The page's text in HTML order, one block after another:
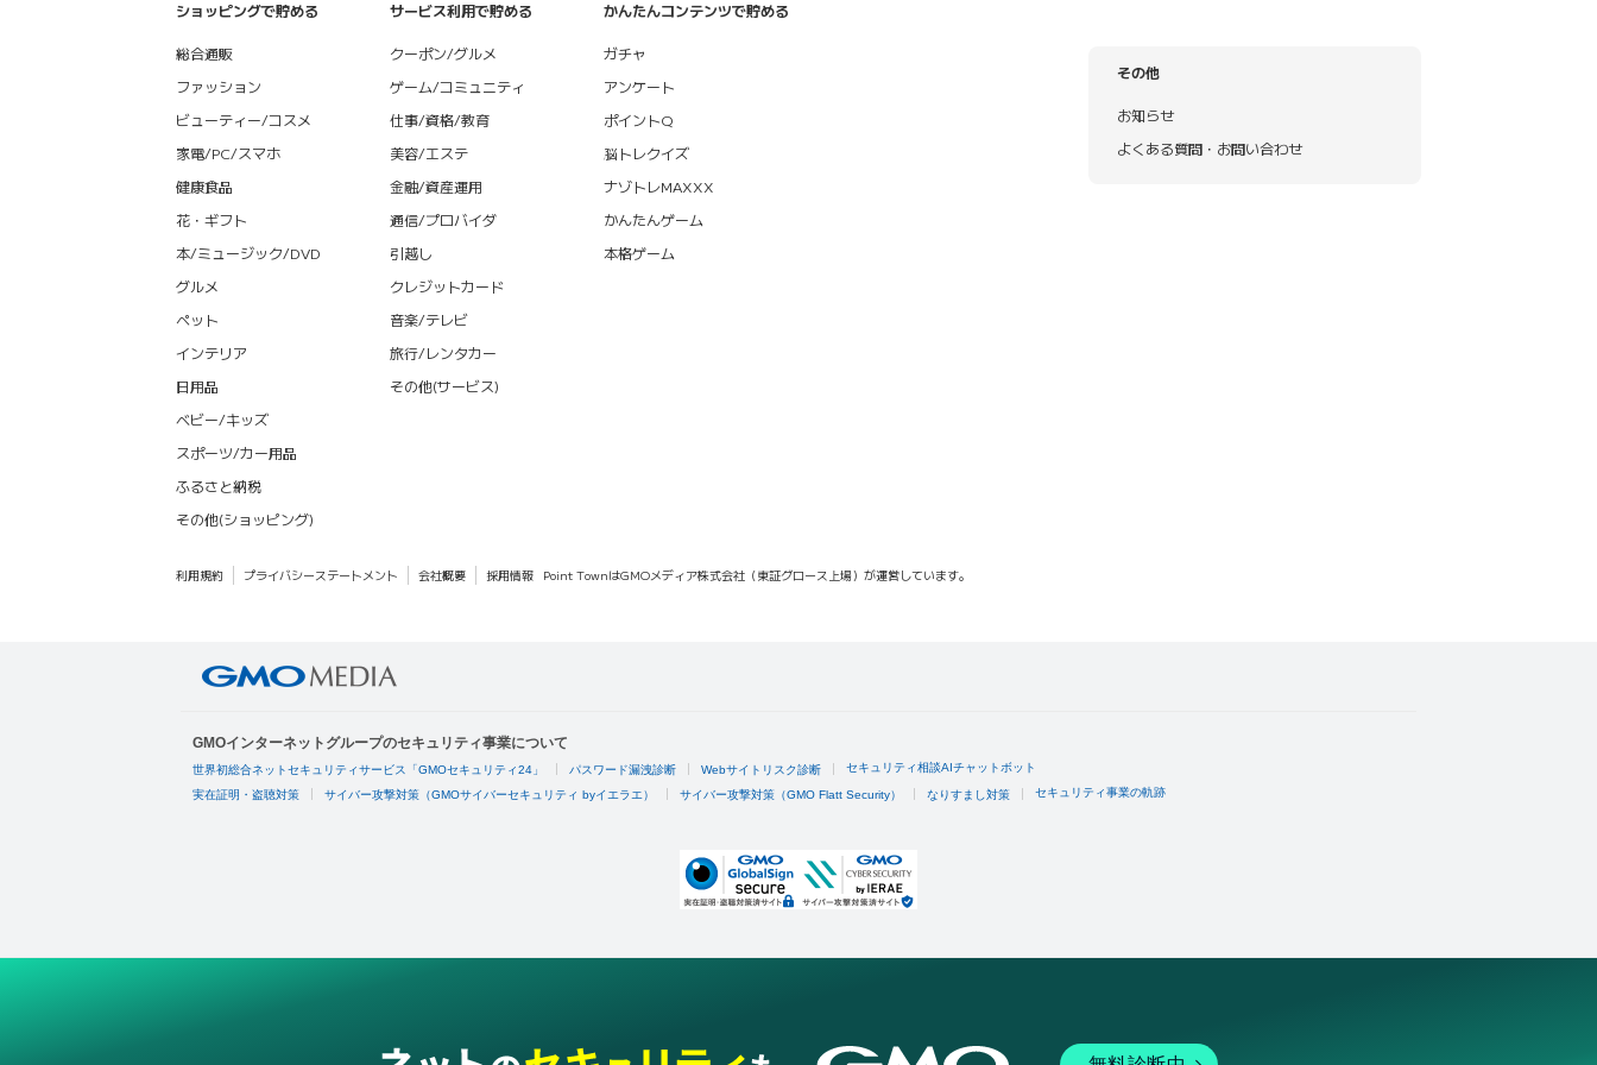
ショッピングで貯める
総合通販
ファッション
ビューティー/コスメ
家電/PC/スマホ
健康食品
花・ギフト
本/ミュージック/DVD
グルメ
ペット
インテリア
日用品
ベビー/キッズ
スポーツ/カー用品
ふるさと納税
その他(ショッピング)
サービス利用で貯める
クーポン/グルメ
ゲーム/コミュニティ
仕事/資格/教育
美容/エステ
金融/資産運用
通信/プロバイダ
引越し
クレジットカード
音楽/テレビ
旅行/レンタカー
その他(サービス)
かんたんコンテンツで貯める
ガチャ
アンケート
ポイントQ
脳トレクイズ
ナゾトレMAXXX
かんたんゲーム
本格ゲーム
その他
お知らせ
よくある質問・お問い合わせ
利用規約 プライバシーステートメント 会社概要 採用情報 Point TownはGMOメディア株式会社（東証グロース上場）が運営しています。
GMOインターネットグループのセキュリティ事業について
世界初総合ネットセキュリティサービス「GMOセキュリティ24」 パスワード漏洩診断 Webサイトリスク診断 セキュリティ相談AIチャットボット
実在証明・盗聴対策 サイバー攻撃対策（GMOサイバーセキュリティ byイエラエ） サイバー攻撃対策（GMO Flatt Security） なりすまし対策 セキュリティ事業の軌跡